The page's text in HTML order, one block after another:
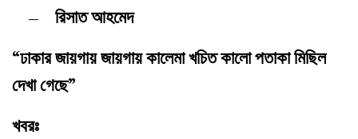
– রিসাত আহমেদ
“ঢাকার জায়গায় জায়গায় কালেমা খচিত কালো পতাকা মিছিল
দেখা গেছে”
খবরঃ